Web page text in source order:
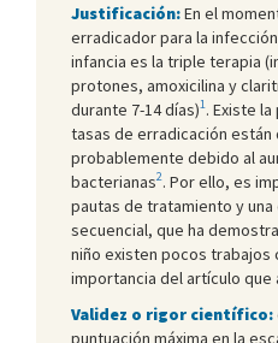
Justificación:En el
erradicador para la
infancia es la triple terapia
protones, amoxicilina y
durante 7-14 días)1. Existe
tasas de erradicación
probablemente debido al
bacterianas2. Por ello, es
pautas de tratamiento y
secuencial, que ha
niño existen pocos trabajos
importancia del artículo
Validez o rigor científico:
puntuación máxima en la